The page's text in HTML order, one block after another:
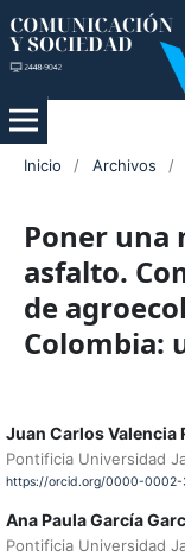
Inicio / Archivos /
Poner una
asfalto.
de
Colombia:
Juan Carlos Valencia
Pontificia Universidad
https://orcid.org/0000-0002-
Ana Paula García
Pontificia Universidad